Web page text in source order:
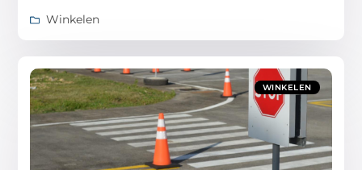
Winkelen
WINKELEN